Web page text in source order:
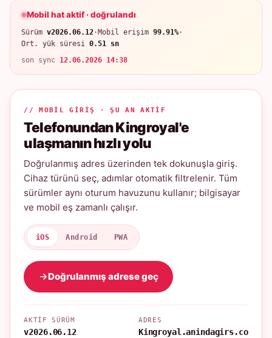
Mobil hat aktif · doğrulandı
Sürüm v2026.06.12·Mobil erişim 99.91%·
Ort. yük süresi 0.51 sn
son sync 12.06.2026 14:38
// MOBIL GIRIŞ · ŞU AN AKTIF
Telefonundan Kingroyal'e
ulaşmanın hızlı yolu
Doğrulanmış adres üzerinden tek dokunuşla giriş.
Cihaz türünü seç, adımlar otomatik filtrelenir. Tüm
sürümler aynı oturum havuzunu kullanır; bilgisayar
ve mobil eş zamanlı çalışır.
iOS Android PWA
Doğrulanmış adrese geç
AKTIF SÜRÜM
v2026.06.12
ADRES
Kingroyal.anindagirs.co